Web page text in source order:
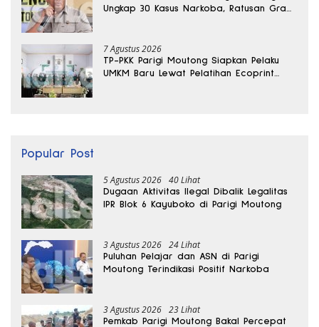
Ungkap 30 Kasus Narkoba, Ratusan Gram
7 Agustus 2026
TP-PKK Parigi Moutong Siapkan Pelaku
UMKM Baru Lewat Pelatihan Ecoprint
Popular Post
5 Agustus 2026 40 Lihat
Dugaan Aktivitas Ilegal Dibalik Legalitas
IPR Blok 6 Kayuboko di Parigi Moutong
3 Agustus 2026 24 Lihat
Puluhan Pelajar dan ASN di Parigi
Moutong Terindikasi Positif Narkoba
3 Agustus 2026 23 Lihat
Pemkab Parigi Moutong Bakal Percepat